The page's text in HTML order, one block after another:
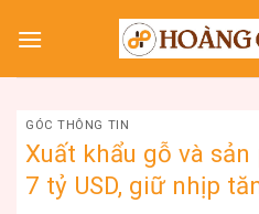
GÓC THÔNG TIN
Xuất khẩu gỗ và
7 tỷ USD, giữ nhịp